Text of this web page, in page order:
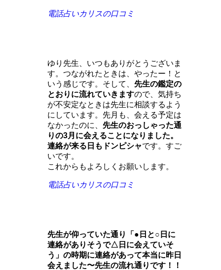
電話占いカリスの口コミ
ゆり先生、いつもありがとうございま
す。つながれたときは、やったー！と
いう感じです。そして、 先生の鑑定の
とおりに流れていきますので、気持ち
が不安定なときは先生に相談するよう
にしています。先月も、会える予定は
なかったのに、 先生のおっしゃった通
りの3月に会えることになりました。
連絡が来る日もドンピシャです。すご
いです。
これからもよろしくお願いします。
電話占いカリスの口コミ
先生が仰っていた通り「●日と○日に
連絡がありそうで△日に会えていそ
う」の時期に連絡があって本当に昨日
会えました〜先生の流れ通りです！！